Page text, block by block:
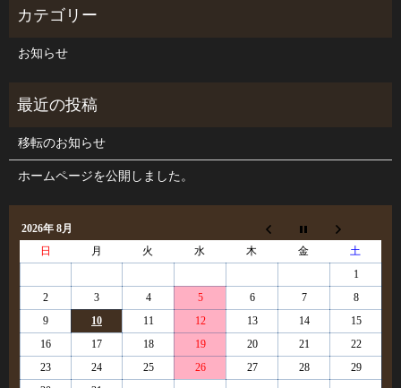
お知らせ
移転のお知らせ
ホームページを公開しました。
2026年 8月
日
月 火 水 木 金
土
1
2
3 4 5 6 7
8
9
10 11 12 13 14
15
16
17 18 19 20 21
22
23
24 25 26 27 28
29